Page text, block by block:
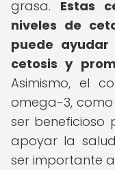
grasa. Estas
niveles de
puede
cetosis y
Asimismo, el
omega-3,
ser beneficioso
apoyar la
ser importante